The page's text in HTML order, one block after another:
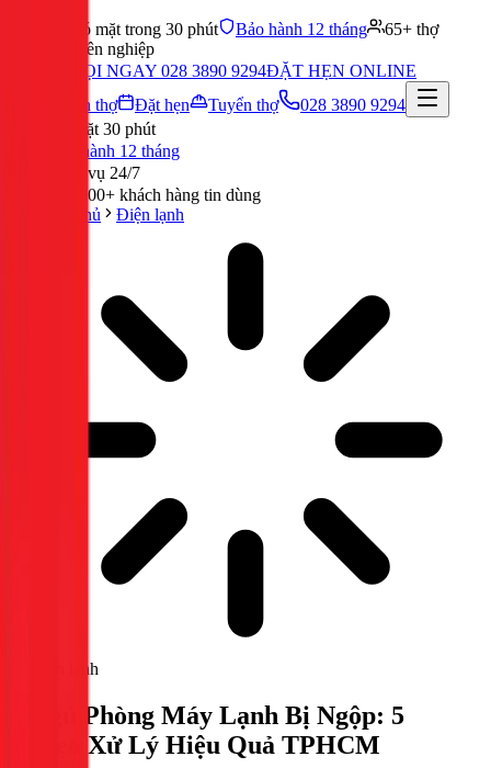
Có mặt trong 30 phút Bảo hành 12 tháng
65+ thợ
chuyên nghiệp
GỌI NGAY 028 3890 9294ĐẶT HẸN ONLINE
Tuyển thợ
Đặt hẹn Tuyển thợ
028 3890 9294
Có mặt 30 phút
Bảo hành 12 tháng
Phục vụ 24/7
300,000+ khách hàng tin dùng
Trang chủ
Điện lạnh
Điện lạnh
Ngủ Phòng Máy Lạnh Bị Ngộp: 5
Mẹo Xử Lý Hiệu Quả TPHCM